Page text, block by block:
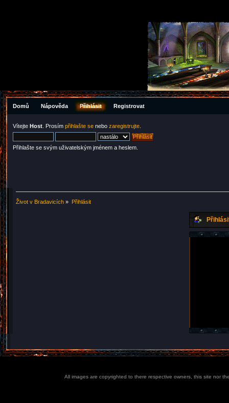
Domů Nápověda Přihlásit Registrovat
Vítejte Host . Prosím přihlašte se nebo zaregistrujte
Přihlašte se svým uživatelským jménem a heslem.
Život v Bradavicích » Přihlásit
All images are copyrighted to there respective owners, this site nor